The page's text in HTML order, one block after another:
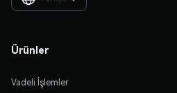
Ürünler
Vadeli İşlemler